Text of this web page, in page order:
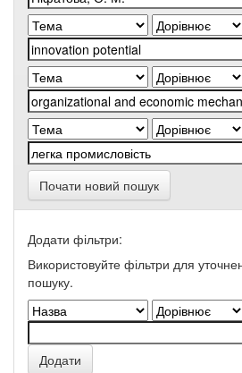
Почати новий пошук
Додати фільтри:
Використовуйте фільтри для
пошуку.